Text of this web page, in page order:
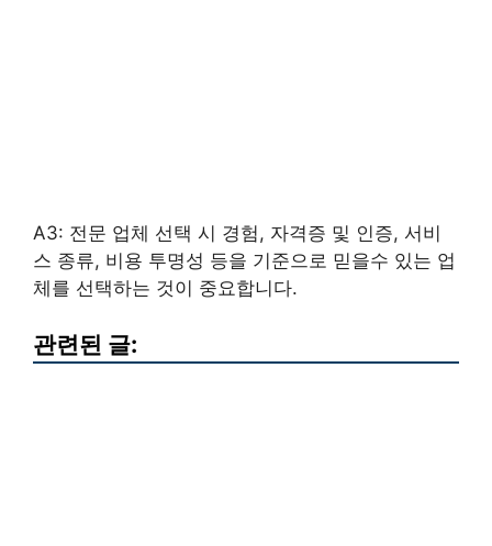
A3: 전문 업체 선택 시 경험, 자격증 및 인증, 서비
스 종류, 비용 투명성 등을 기준으로 믿을수 있는 업
체를 선택하는 것이 중요합니다.
관련된 글: